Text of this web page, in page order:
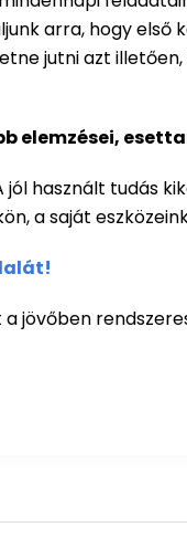
arra, hogy
jutni azt
elemzései,
használt tudás
a saját
jövőben